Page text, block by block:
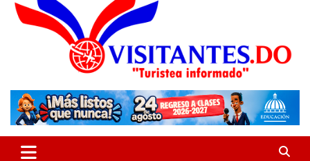
Visitantes